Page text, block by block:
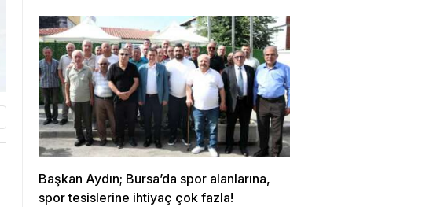
Başkan Aydın; Bursa’da spor alanlarına,
spor tesislerine ihtiyaç çok fazla!